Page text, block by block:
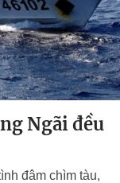
Ngãi đều
đâm chìm tàu,